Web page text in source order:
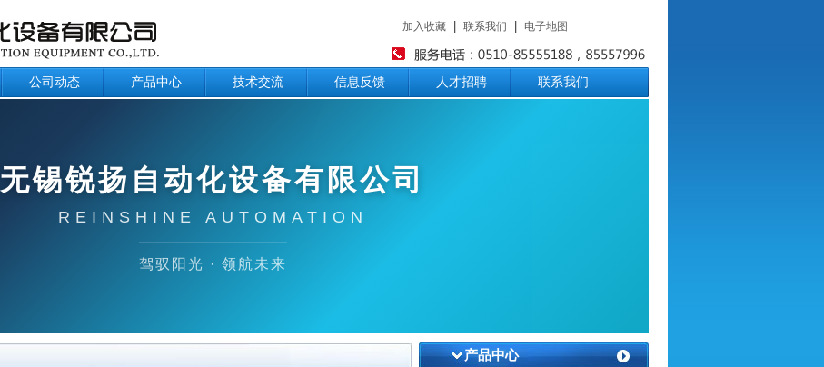
加入收藏 联系我们 电子地图
公司动态 产品中心 技术交流 信息反馈 人才招聘 联系我们
无锡锐扬自动化设备有限公司
REINSHINE AUTOMATION
驾驭阳光 · 领航未来
产品中心